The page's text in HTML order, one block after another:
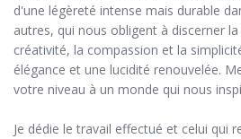
d'une légèreté intense mais durable
autres, qui nous obligent à discerner
créativité, la compassion et la
élégance et une lucidité renouvelée.
votre niveau à un monde qui nous
Je dédie le travail effectué et celui qui